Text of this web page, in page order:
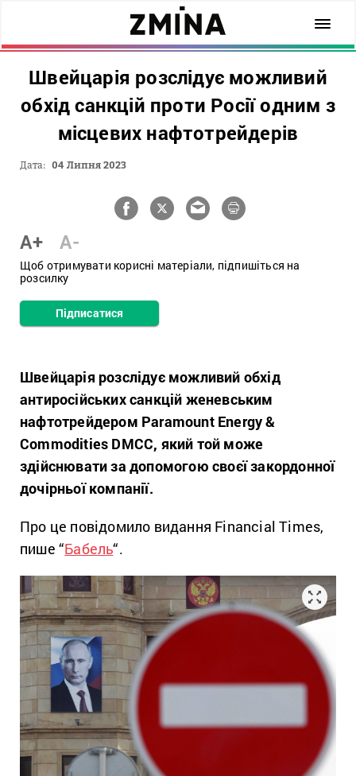
Швейцарія розслідує можливий
обхід санкцій проти Росії одним з
місцевих нафтотрейдерів
Дата: 04 Липня 2023
A+ A-
Щоб отримувати корисні матеріали, підпишіться на
розсилку
Підписатися
Швейцарія розслідує можливий обхід
антиросійських санкцій женевським
нафтотрейдером Paramount Energy &
Commodities DMCC, який той може
здійснювати за допомогою своєї закордонної
дочірньої компанії.
Про це повідомило видання Financial Times,
пише “Бабель“.